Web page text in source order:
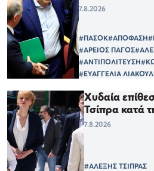
7.8.2026
#ΠΑΣΟΚ#ΑΠΟΦΑΣΗ
#ΑΡΕΙΟΣ ΠΑΓΟΣ
#ΑΝΤΙΠΟΛΙΤΕΥΣΗ
#ΕΥΑΓΓΕΛΙΑ
Χυδαία
Τσίπρα κατά
7.8.2026
#ΑΛΕΞΗΣ ΤΣΙΠΡΑΣ